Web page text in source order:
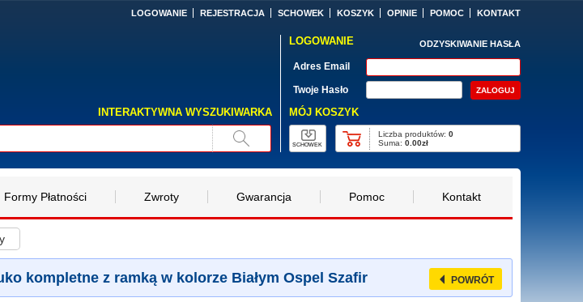
LOGOWANIE REJESTRACJA SCHOWEK KOSZYK OPINIE POMOC KONTAKT
INTERAKTYWNA WYSZUKIWARKA
LOGOWANIE ODZYSKIWANIE HASŁA
Adres Email
Twoje Hasło
MÓJ KOSZYK
SCHOWEK
Liczba produktów:0
Suma:0.00zł
Formy Płatności Zwroty Gwarancja Pomoc Kontakt
kompletne z ramką w kolorze Białym Ospel Szafir POWRÓT